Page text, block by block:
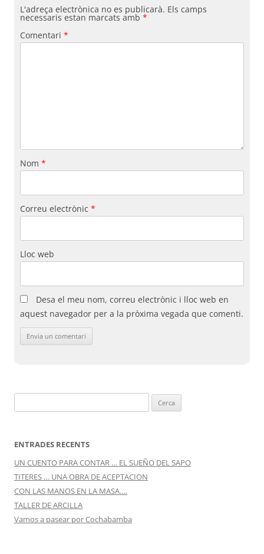
L'adreça electrònica no es publicarà. Els camps
necessaris estan marcats amb *
Comentari *
Nom *
Correu electrònic *
Lloc web
Desa el meu nom, correu electrònic i lloc web en
aquest navegador per a la pròxima vegada que comenti.
ENTRADES RECENTS
UN CUENTO PARA CONTAR … EL SUEÑO DEL SAPO
TITERES … UNA OBRA DE ACEPTACION
CON LAS MANOS EN LA MASA….
TALLER DE ARCILLA
Vamos a pasear por Cochabamba
Diari de la Fundació
Fundesplai als mitjans